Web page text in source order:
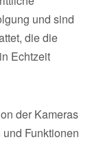
und sind
die die
Echtzeit
der Kameras
Funktionen